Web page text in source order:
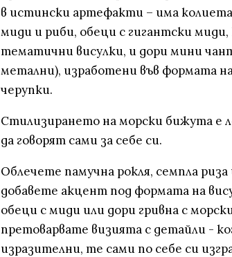
в истински артефакти – има
миди и риби, обеци с гигантски миди,
тематични висулки, и дори мини
метални), изработени във формата
черупки.
Стилизирането на морски бижута е
да говорят сами за себе си.
Облечете памучна рокля, семпла
добавете акцент под формата на
обеци с миди или дори гривна с
претоварвате визията с детайли -
изразителни, те сами по себе си